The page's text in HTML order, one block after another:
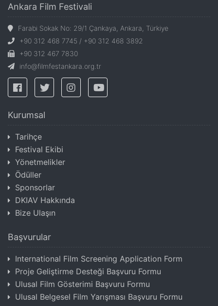
Ankara Film Festivali
Farabi Sokak No: 29/1 Çankaya, Ankara, Türkiye
+90 312 468 7745 / +90 312 468 3892
+90 312 467 7830
info@filmfestankara.org.tr
Kurumsal
Tarihçe
Festival Ekibi
Yönetmelikler
Ödüller
Sponsorlar
DKIAV Hakkında
Bize Ulaşın
Başvurular
International Film Screening Application Form
Proje Geliştirme Desteği Başvuru Formu
Ulusal Film Gösterimi Başvuru Formu
Ulusal Belgesel Film Yarışması Başvuru Formu